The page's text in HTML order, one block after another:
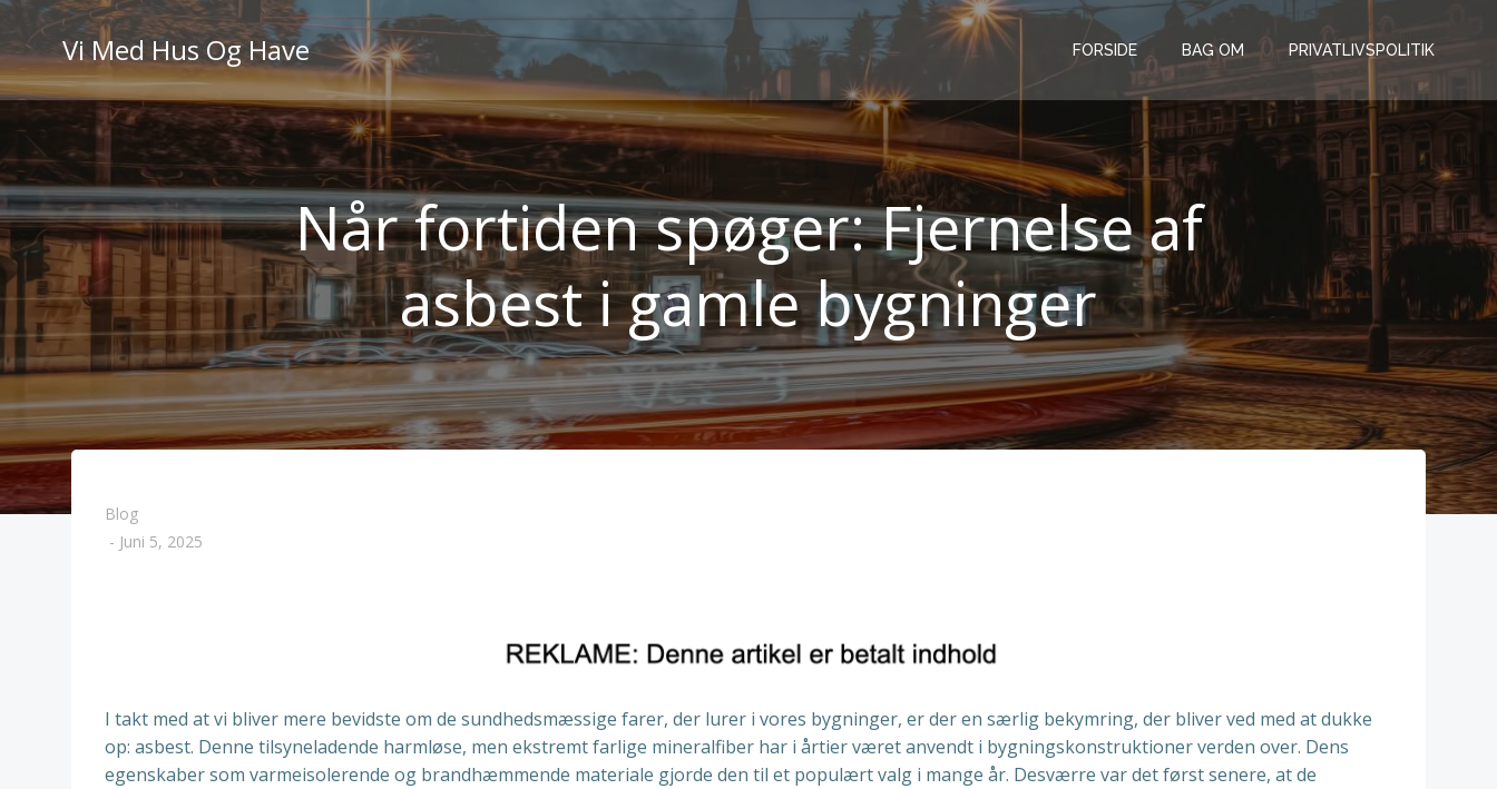
Videre
indholdVi Med Hus Og Have FORSIDE BAG OM PRIVATLIVSPOLITIK
Når fortiden spøger: Fjernelse af
asbest i gamle bygninger
Blog
- Juni 5, 2025
I takt med at vi bliver mere bevidste om de sundhedsmæssige farer, der lurer i vores bygninger, er der en særlig bekymring, der bliver ved med at dukke
op: asbest. Denne tilsyneladende harmløse, men ekstremt farlige mineralfiber har i årtier været anvendt i bygningskonstruktioner verden over. Dens
egenskaber som varmeisolerende og brandhæmmende materiale gjorde den til et populært valg i mange år. Desværre var det først senere, at de